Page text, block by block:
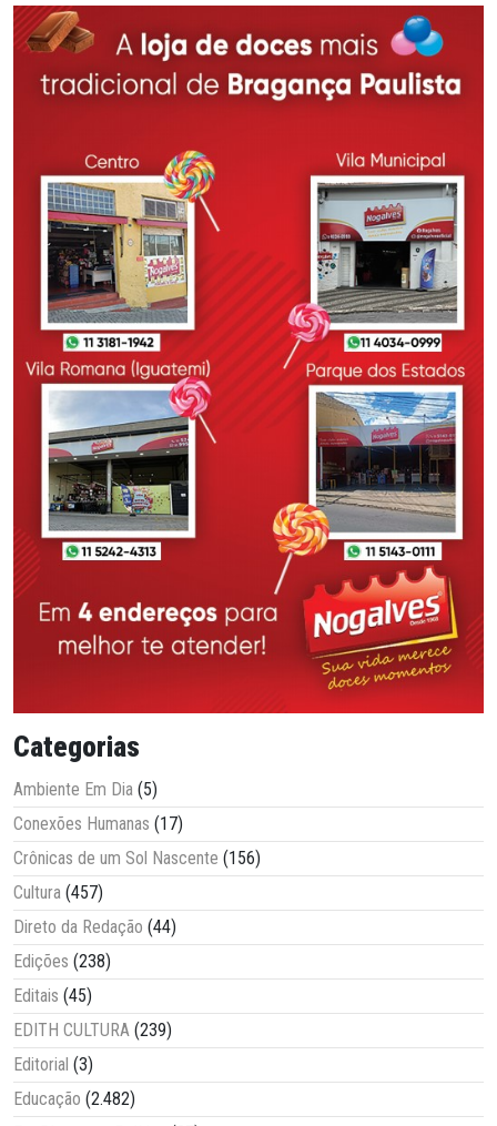
Categorias
Ambiente Em Dia (5)
Conexões Humanas (17)
Crônicas de um Sol Nascente (156)
Cultura (457)
Direto da Redação (44)
Edições (238)
Editais (45)
EDITH CULTURA (239)
Editorial (3)
Educação (2.482)